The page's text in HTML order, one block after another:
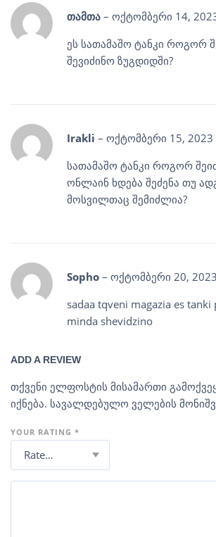
თამთა – ოქტომბერი 14,
ეს სათამაშო ტანკი როგორ
შევიძინო ზუგდიდში?
Irakli – ოქტომბერი 15, 2023
სათამაშო ტანკი როგორ
ონლაინ ხდება შეძენა თუ
მოსვილთაც შემიძლია?
Sopho – ოქტომბერი 20, 2023
sadaa tqveni magazia es
minda shevidzino
ADD A REVIEW
თქვენი ელფოსტის მისამართი
იქნება. სავალდებულო ველების
YOUR RATING *